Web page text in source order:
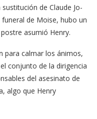
de Claude Jo­
de Moi­se, hubo un
asumió Henry.
para cal­mar los ánimos,
conjunto de la dirigencia
del asesi­nato de
algo que Henry